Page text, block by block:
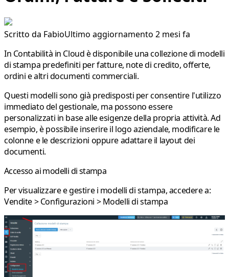
Scritto da FabioUltimo aggiornamento 2 mesi fa
In Contabilità in Cloud è disponibile una collezione di modelli
di stampa predefiniti per fatture, note di credito, offerte,
ordini e altri documenti commerciali.
Questi modelli sono già predisposti per consentire l'utilizzo
immediato del gestionale, ma possono essere
personalizzati in base alle esigenze della propria attività. Ad
esempio, è possibile inserire il logo aziendale, modificare le
colonne e le descrizioni oppure adattare il layout dei
documenti.
Accesso ai modelli di stampa
Per visualizzare e gestire i modelli di stampa, accedere a:
Vendite > Configurazioni > Modelli di stampa